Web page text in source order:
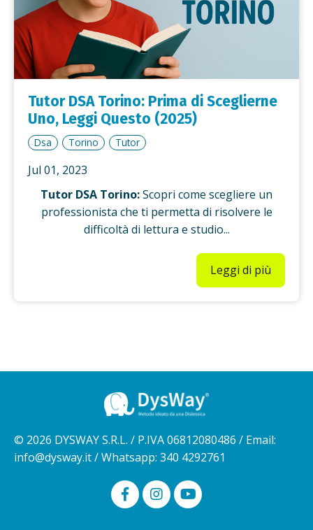
Tutor DSA Torino: Prima di Sceglierne
Uno, Leggi Questo (2025)
Dsa Torino Tutor
Jul 01, 2023
Tutor DSA Torino:Scopri come scegliere un
professionista che ti permetta di risolvere le
difficoltà di lettura e studio...
Leggi di più
© 2026 DYSWAY S.R.L. / P.IVA 06812080486 / Email:
info@dysway.it/ Whatsapp: 340 4292761